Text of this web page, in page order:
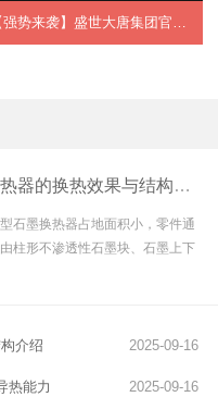
【强势来袭】盛世大唐集团官方宣传片正式上...
石墨换热器的换热效果与结构强度
石墨换热器占地面积小，零件通
柱形不渗透性石墨块、石墨上下
2025-09-16
介绍
2025-09-16
热能力